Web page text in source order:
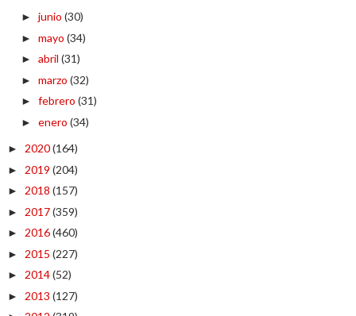
► junio (30)
► mayo (34)
► abril (31)
► marzo (32)
► febrero (31)
► enero (34)
► 2020(164)
► 2019 (204)
► 2018 (157)
► 2017(359)
► 2016(460)
► 2015 (227)
► 2014(52)
► 2013 (127)